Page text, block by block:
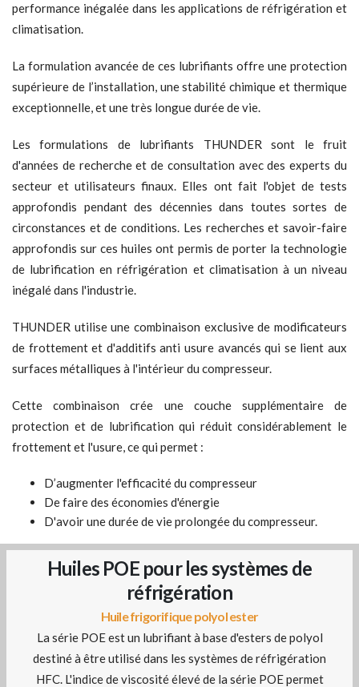
performance inégalée dans les applications de réfrigération et
climatisation.
La formulation avancée de ces lubrifiants offre une protection
supérieure de l’installation, une stabilité chimique et thermique
exceptionnelle, et une très longue durée de vie.
Les formulations de lubrifiants THUNDER sont le fruit
d'années de recherche et de consultation avec des experts du
secteur et utilisateurs finaux. Elles ont fait l'objet de tests
approfondis pendant des décennies dans toutes sortes de
circonstances et de conditions. Les recherches et savoir-faire
approfondis sur ces huiles ont permis de porter la technologie
de lubrification en réfrigération et climatisation à un niveau
inégalé dans l'industrie.
THUNDER utilise une combinaison exclusive de modificateurs
de frottement et d'additifs anti usure avancés qui se lient aux
surfaces métalliques à l'intérieur du compresseur.
Cette combinaison crée une couche supplémentaire de
protection et de lubrification qui réduit considérablement le
frottement et l'usure, ce qui permet :
D’augmenter l'efficacité du compresseur
De faire des économies d'énergie
D'avoir une durée de vie prolongée du compresseur.
Huiles POE pour les systèmes de
réfrigération
Huile frigorifique polyol ester
La série POE est un lubrifiant à base d'esters de polyol
destiné à être utilisé dans les systèmes de réfrigération
HFC. L'indice de viscosité élevé de la série POE permet